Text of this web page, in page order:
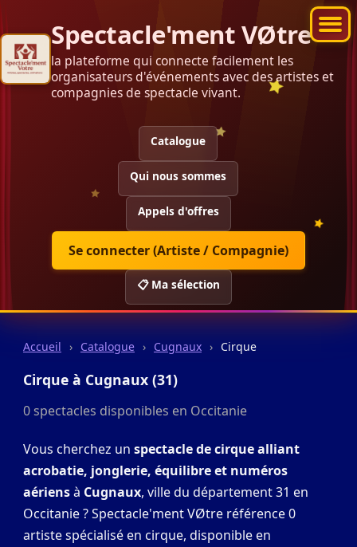
Spectacle'ment VØtre
la plateforme qui connecte facilement les
organisateurs d'événements avec des artistes et
compagnies de spectacle vivant.
Catalogue
Qui nous sommes
Appels d'offres
Se connecter (Artiste / Compagnie)
📋 Ma sélection
Accueil › Catalogue › Cugnaux › Cirque
Cirque à Cugnaux (31)
0 spectacles disponibles en Occitanie
Vous cherchez un spectacle de cirque alliant
acrobatie, jonglerie, équilibre et numéros
aériensà Cugnaux, ville du département 31 en
Occitanie ? Spectacle'ment VØtre référence 0
artiste spécialisé en cirque, disponible en